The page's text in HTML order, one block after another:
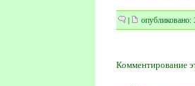
| опубликовано:
Комментирование